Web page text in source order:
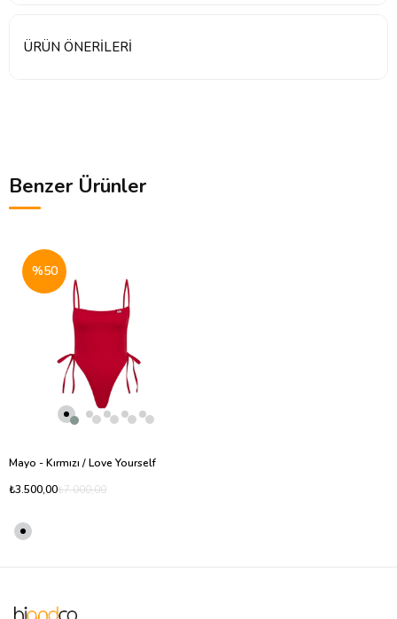
ÜRÜN ÖNERILERI
Benzer Ürünler
Mayo - Kırmızı / Love Yourself
₺3.500,00₺7.000,00
%50